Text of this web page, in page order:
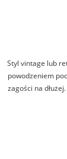
Styl vintage lub
powodzeniem
zagości na